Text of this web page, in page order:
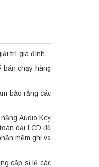
trí gia đình.
bán chạy hàng
bảo rằng các
Audio Key
dải LCD đồ
mềm ghi và
cấp sỉ lẻ các